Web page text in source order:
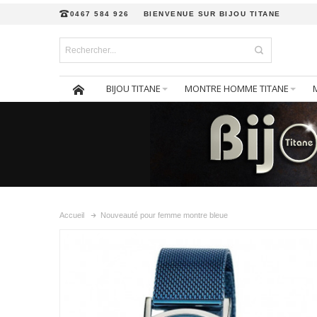
0467 584 926 BIENVENUE SUR BIJOU TITANE
BIJOU TITANE MONTRE HOMME TITANE
Accueil Nouveauté pour femme montre bleue